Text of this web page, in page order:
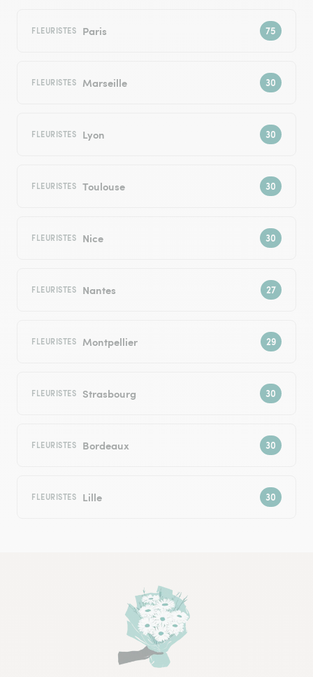
FLEURISTES Paris
FLEURISTES Marseille
FLEURISTES Lyon
FLEURISTES Toulouse
FLEURISTES Nice
FLEURISTES Nantes
FLEURISTES Montpellier
FLEURISTES Strasbourg
FLEURISTES Bordeaux
FLEURISTES Lille